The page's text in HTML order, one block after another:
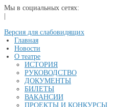
Мы в социальных сетях:
Версия для слабовидящих
Главная
Новости
О театре
ИСТОРИЯ
РУКОВОДСТВО
ДОКУМЕНТЫ
БИЛЕТЫ
ВАКАНСИИ
ПРОЕКТЫ И КОНКУРСЫ